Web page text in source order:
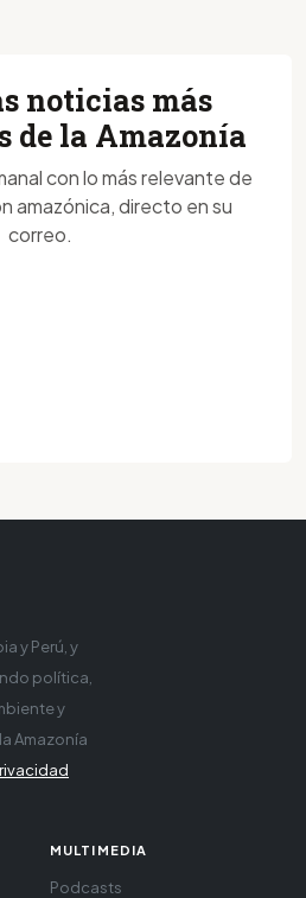
noticias más
de la Amazonía
con lo más relevante de
amazónica, directo en su
correo.
y Perú, y
política,
y
Amazonía
MULTIMEDIA
Podcasts